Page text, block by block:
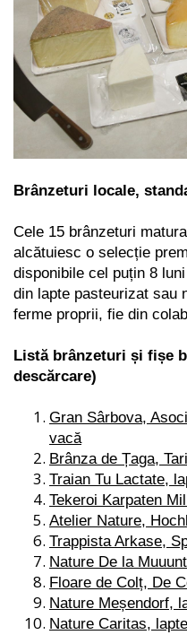
Brânzeturi locale,
Cele 15 brânzeturi
alcătuiesc o selecție
disponibile cel puțin 8
din lapte pasteurizat sau
ferme proprii, fie din
Listă brânzeturi și fișe
descărcare)
Gran Sârbova,
vacă
Brânza de Țaga,
Traian Tu Lactate,
Tekeroi Karpaten
Atelier Nature,
Trappista Arkase,
Nature De la
Floare de Colț, De
Nature Meșendorf,
Nature Caritas,